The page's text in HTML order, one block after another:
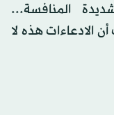
المنافسة...
الادعاءات هذه لا